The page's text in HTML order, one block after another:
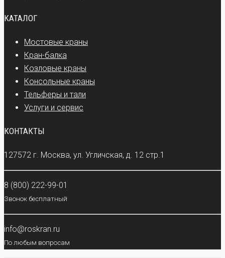
КАТАЛОГ
Мостовые краны
Кран-балка
Козловые краны
Консольные краны
Тельферы и тали
Услуги и сервис
КОНТАКТЫ
127572 г. Москва, ул. Угличская, д. 12 стр.1
8 (800) 222-99-01
Звонок бесплатный
info@roskran.ru
По любым вопросам